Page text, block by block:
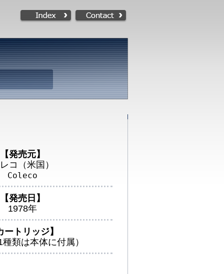
【発売元】
コ（米国）
Coleco
【発売日】
1978年
ートリッジ】
類は本体に付属）